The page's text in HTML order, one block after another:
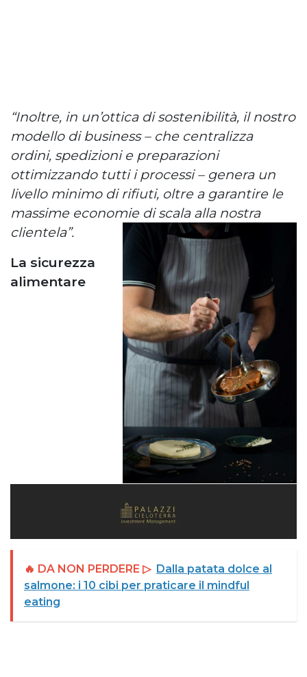
“Inoltre, in un’ottica di sostenibilità, il nostro
modello di business – che centralizza
ordini, spedizioni e preparazioni
ottimizzando tutti i processi – genera un
livello minimo di rifiuti, oltre a garantire le
massime economie di scala alla nostra
clientela”.
La sicurezza
alimentare
🔥 DA NON PERDERE ▷ Dalla patata dolce al
salmone: i 10 cibi per praticare il mindful
eating